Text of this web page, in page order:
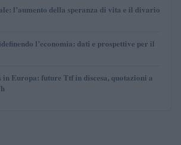
l’aumento della speranza di vita e il divario
l’economia: dati e prospettive per il
in Europa: future Ttf in discesa, quotazioni a